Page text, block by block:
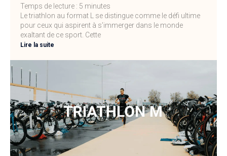
Temps de lecture : 5 minutes
Le triathlon au format L se distingue comme le défi ultime
pour ceux qui aspirent à s’immerger dans le monde
exaltant de ce sport. Cette
Lire la suite